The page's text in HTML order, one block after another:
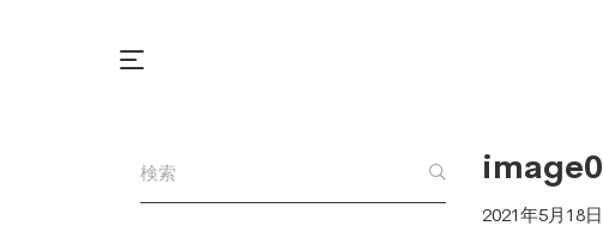
image0
2021年5月18日